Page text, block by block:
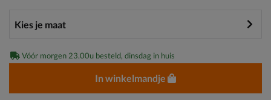
Vóór morgen 23.00u besteld, dinsdag in huis
In winkelmandje